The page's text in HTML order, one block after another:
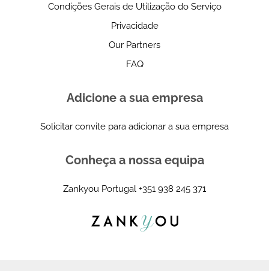
Condições Gerais de Utilização do Serviço
Privacidade
Our Partners
FAQ
Adicione a sua empresa
Solicitar convite para adicionar a sua empresa
Conheça a nossa equipa
Zankyou Portugal +351 938 245 371